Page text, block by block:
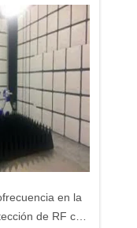
en la
de RF con